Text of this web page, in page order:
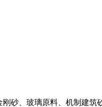
砂、玻璃原料、机制建筑